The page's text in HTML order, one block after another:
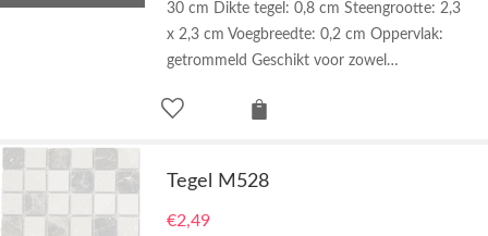
30 cm Dikte tegel: 0,8 cm Steengrootte: 2,3
x 2,3 cm Voegbreedte: 0,2 cm Oppervlak:
getrommeld Geschikt voor zowel…
Tegel M528
€2,49